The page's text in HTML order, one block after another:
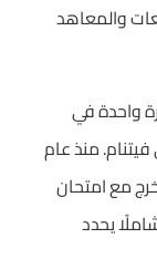
والمعاهد
واحدة في
فيتنام. منذ عام
مع امتحان
يحدد